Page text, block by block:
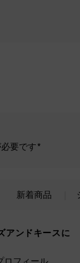
要です*
新着商品
アンドキースに